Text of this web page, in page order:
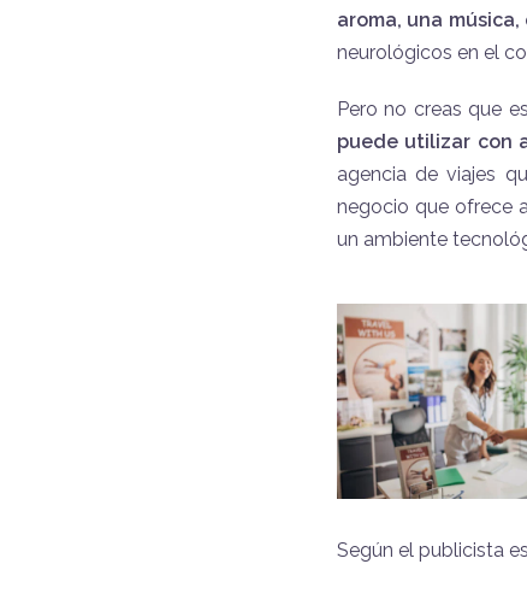
aroma, una
neurológicos en el
Pero no creas que
puede utilizar con
agencia de viajes
negocio que ofrece
un ambiente
Según el publicista